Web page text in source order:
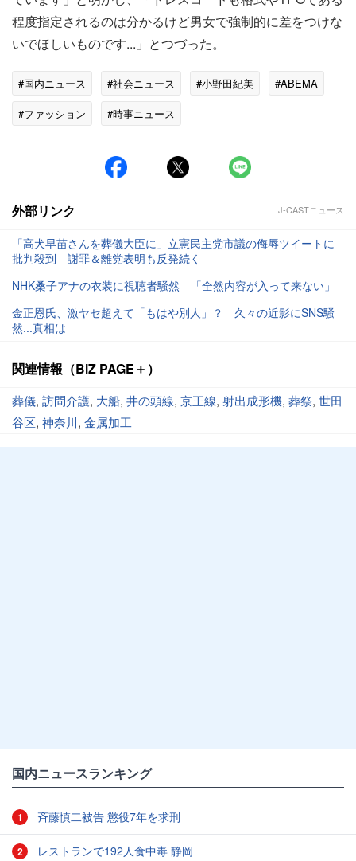
程度指定されるのは分かるけど男女で強制的に差をつけな
いでほしいものです...」とつづった。
#国内ニュース #社会ニュース #小野田紀美
#ABEMA
#ファッション
#時事ニュース
外部リンク J-CASTニュース
「高犬早苗さんを葬儀大臣に」立憲民主党市議の侮辱ツイートに
批判殺到 謝罪＆離党表明も反発続く
NHK桑子アナの衣装に視聴者騒然 「全然内容が入って来ない」
金正恩氏、激ヤセ超えて「もはや別人」？ 久々の近影にSNS騒
然...真相は
関連情報（BiZ PAGE＋）
葬儀, 訪問介護, 大船, 井の頭線, 京王線, 射出成形機, 葬祭, 世田
谷区, 神奈川, 金属加工
国内ニュースランキング
1 斉藤慎二被告 懲役7年を求刑
2 レストランで192人食中毒 静岡